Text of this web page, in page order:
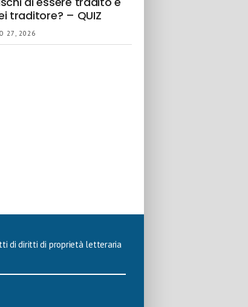
traditore? – QUIZ
27, 2026
di diritti di proprietà letteraria